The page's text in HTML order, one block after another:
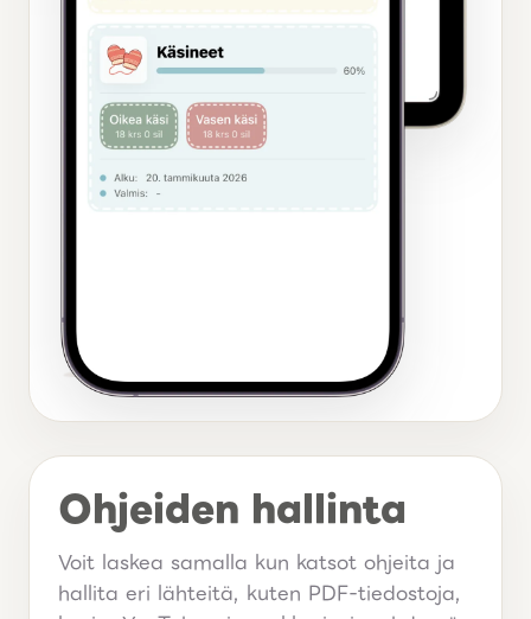
Ohjeiden hallinta
Voit laskea samalla kun katsot ohjeita ja
hallita eri lähteitä, kuten PDF-tiedostoja,